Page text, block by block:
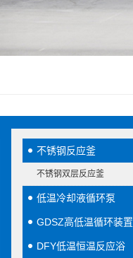
不锈钢反应釜
不锈钢双层反应釜
低温冷却液循环泵
GDSZ高低温循环装置
DFY低温恒温反应浴